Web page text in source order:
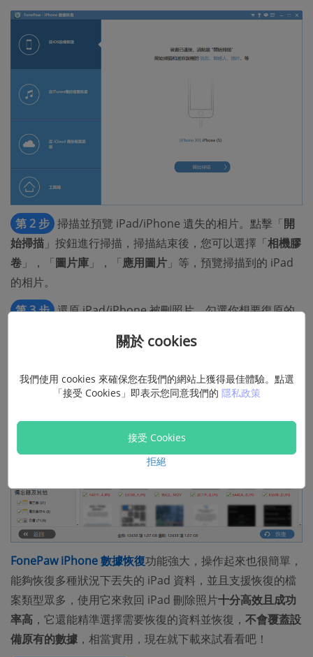
第 2 步 掃描並預覽 iPad/iPhone 遺失的相片。點擊「開
始掃描 」按鈕進行掃描，掃描結束後，您可以選擇「相機膠
卷 」，「圖片庫 」，「應用圖片 」等，預覽掃描到的 iPad
的相片。
第 3 步 還原 iPad/iPhone 被刪照片。勾選你想要復原的
FonePaw iPhone 數據恢復功能強大，操作起來也很簡單，
能夠恢復多種狀況下丟失的 iPad 資料，並且支援恢復的檔
案類型眾多，使用它來救回 iPad 刪除照片十分高效且成功
率高 ，它還能精準選擇需要恢復的資料並恢復， 不會覆蓋設
備原有的數據 ，相當實用，現在就下載來試看看吧！
關於 cookies
我們使用 cookies 來確保您在我們的網站上獲得最佳體驗。點選
「接受 Cookies」即表示您同意我們的 隱私政策
接受 Cookies
拒絕